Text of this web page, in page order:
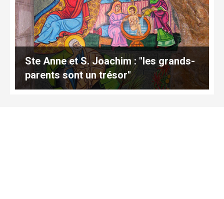
Ste Anne et S. Joachim : "les grands-
parents sont un trésor"